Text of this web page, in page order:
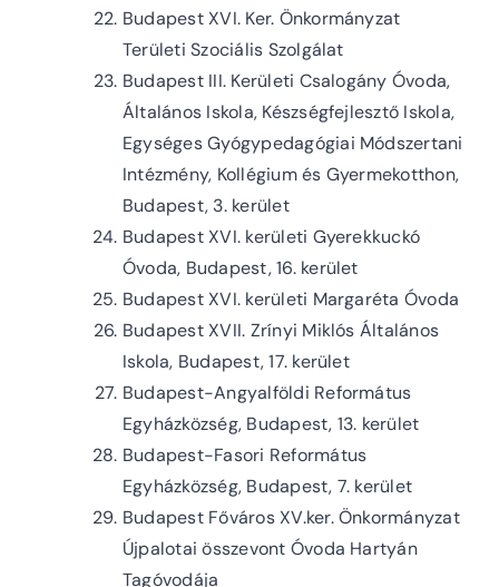
Budapest XVI. Ker. Önkormányzat
Területi Szociális Szolgálat
Budapest III. Kerületi Csalogány Óvoda,
Általános Iskola, Készségfejlesztő Iskola,
Egységes Gyógypedagógiai Módszertani
Intézmény, Kollégium és Gyermekotthon,
Budapest, 3. kerület
Budapest XVI. kerületi Gyerekkuckó
Óvoda, Budapest, 16. kerület
Budapest XVI. kerületi Margaréta Óvoda
Budapest XVII. Zrínyi Miklós Általános
Iskola, Budapest, 17. kerület
Budapest-Angyalföldi Református
Egyházközség, Budapest, 13. kerület
Budapest-Fasori Református
Egyházközség, Budapest, 7. kerület
Budapest Főváros XV.ker. Önkormányzat
Újpalotai összevont Óvoda Hartyán
Tagóvodája